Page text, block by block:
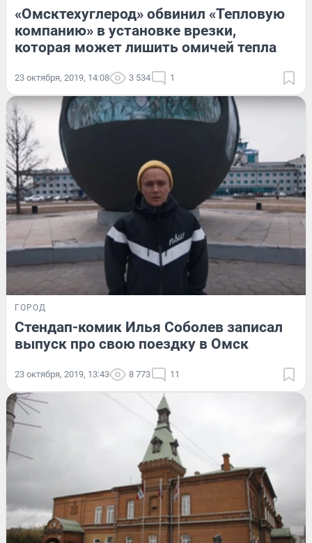
«Омсктехуглерод» обвинил «Тепловую
компанию» в установке врезки,
которая может лишить омичей тепла
23 октября, 2019, 14:08 3 534 1
ГОРОД
Стендап-комик Илья Соболев записал
выпуск про свою поездку в Омск
23 октября, 2019, 13:43 8 773 11